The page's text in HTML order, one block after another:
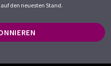
den neuesten Stand.